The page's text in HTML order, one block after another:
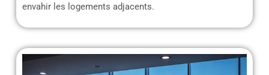
envahir les logements adjacents.